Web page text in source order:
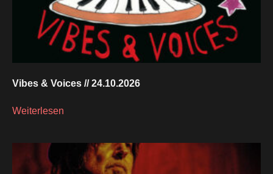
Vibes & Voices // 24.10.2026
Weiterlesen